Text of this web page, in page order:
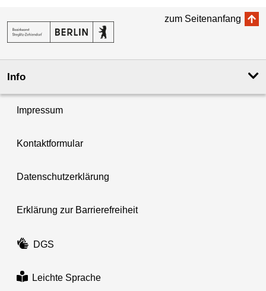
zum Seitenanfang
Info
Impressum
Kontaktformular
Datenschutzerklärung
Erklärung zur Barrierefreiheit
DGS
Leichte Sprache